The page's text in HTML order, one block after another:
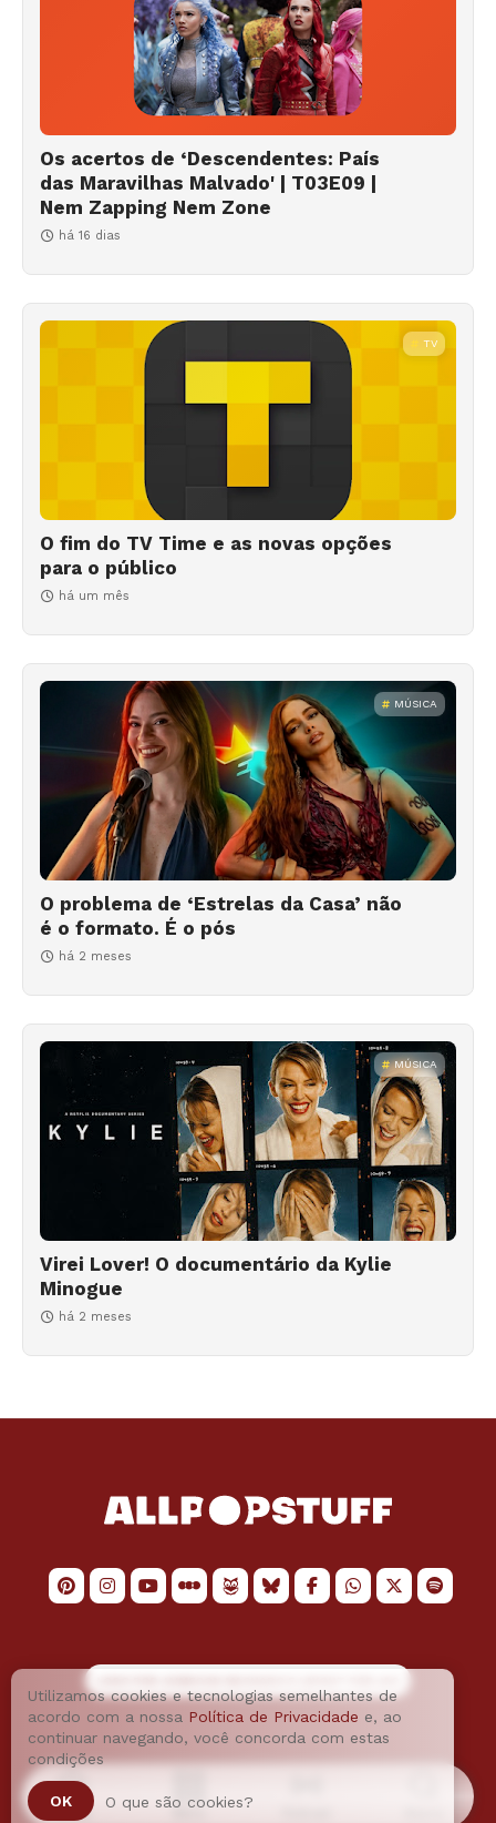
Os acertos de ‘Descendentes: País
das Maravilhas Malvado' | T03E09 |
Nem Zapping Nem Zone
há 16 dias
TV
O fim do TV Time e as novas opções
para o público
há um mês
MÚSICA
O problema de ‘Estrelas da Casa’ não
é o formato. É o pós
há 2 meses
MÚSICA
Virei Lover! O documentário da Kylie
Minogue
há 2 meses
Utilizamos cookies e tecnologias semelhantes de
acordo com a nossa Política de Privacidade e, ao
continuar navegando, você concorda com estas
condições
OK O que são cookies?
Home